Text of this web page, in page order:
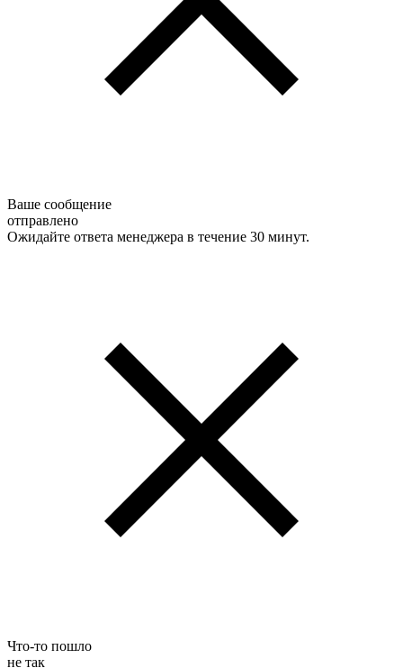
Ваше сообщение
отправлено
Ожидайте ответа менеджера в течение 30 минут.
Что-то пошло
не так